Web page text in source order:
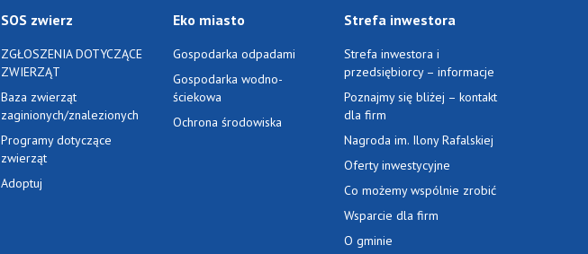
SOS zwierz
ZGŁOSZENIA DOTYCZĄCE
ZWIERZĄT
Baza zwierząt
zaginionych/znalezionych
Programy dotyczące
zwierząt
Adoptuj
Eko miasto
Gospodarka odpadami
Gospodarka wodno-
ściekowa
Ochrona środowiska
Strefa inwestora
Strefa inwestora i
przedsiębiorcy – informacje
Poznajmy się bliżej – kontakt
dla firm
Nagroda im. Ilony Rafalskiej
Oferty inwestycyjne
Co możemy wspólnie zrobić
Wsparcie dla firm
O gminie